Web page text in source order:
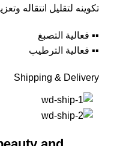
تكوينه لتقليل انتقاله
▪▪ فعالية التصبغ
▪▪ فعالية الترطيب
Shipping & Delivery